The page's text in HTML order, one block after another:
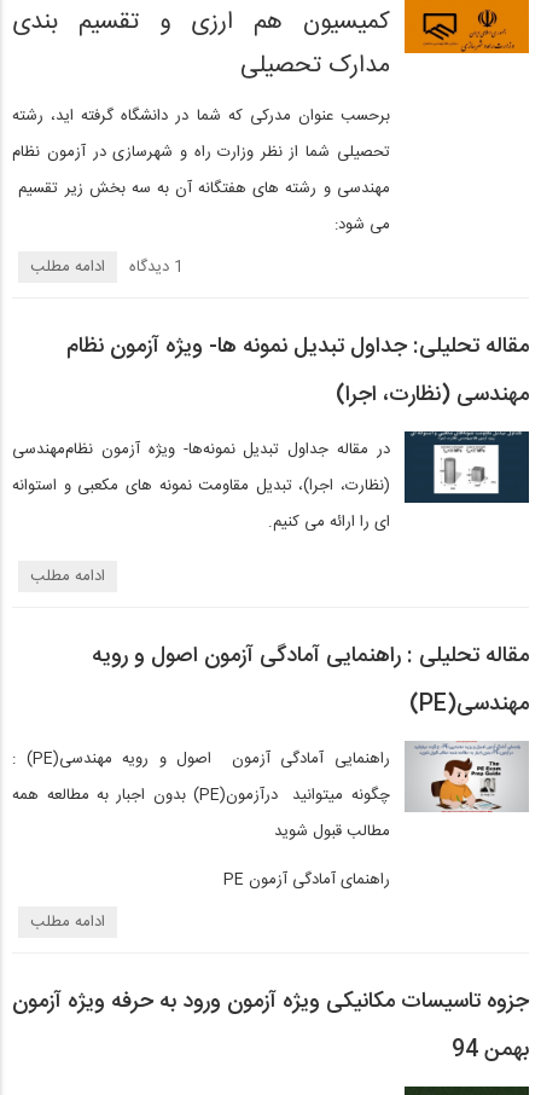
کمیسیون هم ارزی و تقسیم بندی
مدارک تحصیلی
برحسب عنوان مدرکی که شما در دانشگاه گرفته اید، رشته
تحصیلی شما از نظر وزارت راه و شهرسازی در آزمون نظام
مهندسی و رشته های هفتگانه آن به سه بخش زیر تقسیم
می شود:
ادامه مطلب
1 دیدگاه‌
مقاله تحلیلی: جداول تبدیل نمونه‌ ها- ویژه آزمون نظام‌
مهندسی (نظارت، اجرا)
در مقاله جداول تبدیل نمونه‌ها- ویژه آزمون نظام‌مهندسی
(نظارت، اجرا)، تبدیل مقاومت نمونه های مکعبی و استوانه
ای را ارائه می کنیم.
ادامه مطلب
مقاله تحلیلی : راهنمایی آمادگی آزمون اصول و رویه
مهندسی(PE)
راهنمایی آمادگی آزمون اصول و رویه مهندسی(PE) :
چگونه میتوانید درآزمون(PE) بدون اجبار به مطالعه همه
مطالب قبول شوید
راهنمای آمادگی آزمون PE
ادامه مطلب
جزوه تاسیسات مکانیکی ویژه آزمون ورود به حرفه ویژه آزمون
بهمن 94